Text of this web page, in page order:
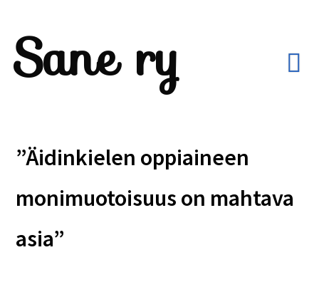
Sane ry
”Äidinkielen oppiaineen
monimuotoisuus on mahtava
asia”